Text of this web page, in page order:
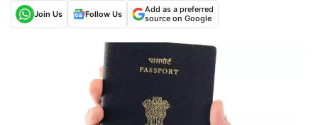
Join Us
Follow Us
Add as a preferred
source on Google